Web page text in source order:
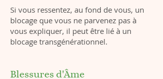
Si vous ressentez, au fond de vous, un
blocage que vous ne parvenez pas à
vous expliquer, il peut être lié à un
blocage transgénérationnel.
Blessures d'Âme